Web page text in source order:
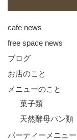
ン
cafe news
free space news
ブログ
お店のこと
メニューのこと
菓子類
天然酵母パン類
パーティーメニュー